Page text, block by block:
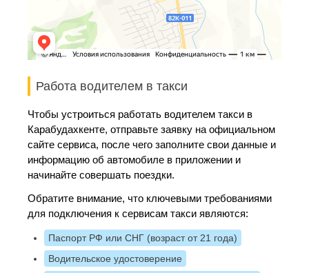
Работа водителем в такси
Чтобы устроиться работать водителем такси в
Карабудахкенте, отправьте заявку на официальном
сайте сервиса, после чего заполните свои данные и
информацию об автомобиле в приложении и
начинайте совершать поездки.
Обратите внимание, что ключевыми требованиями
для подключения к сервисам такси являются:
Паспорт РФ или СНГ (возраст от 21 года)
Водительское удостоверение